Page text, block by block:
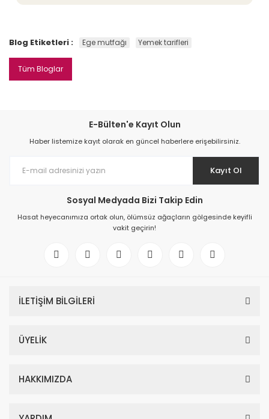
Blog Etiketleri : Ege mutfağı Yemek tarifleri
Tüm Bloglar
E-Bülten'e Kayıt Olun
Haber listemize kayıt olarak en güncel haberlere erişebilirsiniz.
Kayıt Ol
Sosyal Medyada Bizi Takip Edin
Hasat heyecanımıza ortak olun, ölümsüz ağaçların gölgesinde keyifli
vakit geçirin!
İLETİŞİM BİLGİLERİ
ÜYELİK
HAKKIMIZDA